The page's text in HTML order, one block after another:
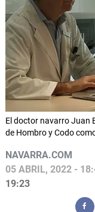
El doctor navarro Juan
de Hombro y Codo
NAVARRA.COM
05 ABRIL, 2022 -
19:23